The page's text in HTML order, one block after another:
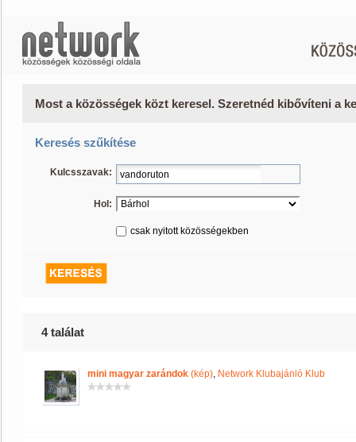
Most a közösségek közt keresel. Szeretnéd kibővíteni a
Keresés szűkítése
Kulcsszavak:
Hol:
csak nyitott közösségekben
4 találat
mini magyar zarándok (kép), Network Klubajánló Klub